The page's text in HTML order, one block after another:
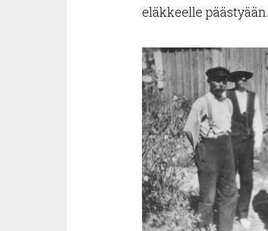
eläkkeelle päästyään.